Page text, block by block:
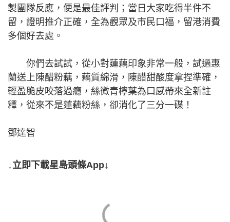
製團隊反應，便是最佳評判；當日大家吃得半件不
留，證明推介正確，全為觀眾及市民口福，留港消費
多個好去處。
你們去試試，從小對蓮藕印象非常一般，試過惠
蘭送上陳醋粉藕，藕質綿滑，陳醋甜酸度拿捏準確，
輕盈脆皮咬落過癮，絲微青檸葉為口感帶來全新註
釋，從來不是蓮藕粉絲，卻消化了三分一碟！
鄧達智
↓立即下載星島頭條App↓